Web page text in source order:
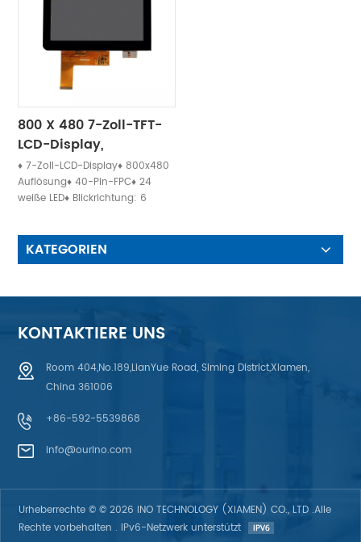
800 X 480 7-Zoll-TFT-
LCD-Display,
Kapazitiver
Touchscreen
♦ 7-Zoll-LCD-Display♦ 800x480
Auflösung♦ 40-Pin-FPC♦ 24
weiße LED♦ Blickrichtung: 6
KATEGORIEN
KONTAKTIERE UNS
Room 404,No.189,LianYue Road, Siming District,Xiamen,
China 361006
+86-592-5539868
info@ourino.com
Urheberrechte © © 2026 INO TECHNOLOGY (XIAMEN) CO., LTD .Alle
Rechte vorbehalten . IPv6-Netzwerk unterstützt